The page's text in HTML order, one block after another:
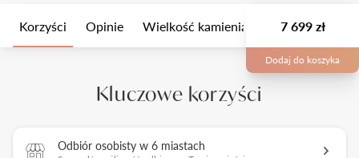
Korzyści Opinie Wielkość kamienia Opis
7 699 zł
Dodaj do koszyka
Kluczowe korzyści
Odbiór osobisty w 6 miastach